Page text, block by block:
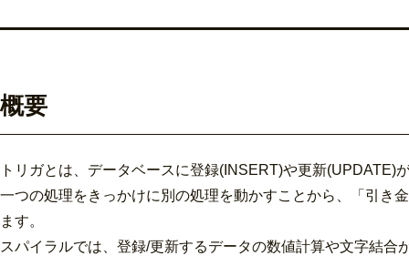
概要
トリガとは、データベースに登録(INSERT)や更新
一つの処理をきっかけに別の処理を動かすことから、「引き
ます。
スパイラルでは、登録/更新するデータの数値計算や文字結